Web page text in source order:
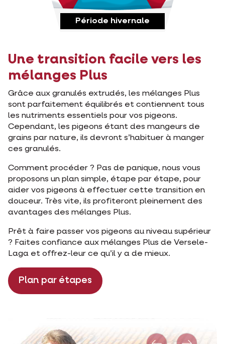
Période hivernale
Une transition facile vers les
mélanges Plus
Grâce aux granulés extrudés, les mélanges Plus
sont parfaitement équilibrés et contiennent tous
les nutriments essentiels pour vos pigeons.
Cependant, les pigeons étant des mangeurs de
grains par nature, ils devront s’habituer à manger
ces granulés.
Comment procéder ? Pas de panique, nous vous
proposons un plan simple, étape par étape, pour
aider vos pigeons à effectuer cette transition en
douceur. Très vite, ils profiteront pleinement des
avantages des mélanges Plus.
Prêt à faire passer vos pigeons au niveau supérieur
? Faites confiance aux mélanges Plus de Versele-
Laga et offrez-leur ce qu’il y a de mieux.
Plan par étapes